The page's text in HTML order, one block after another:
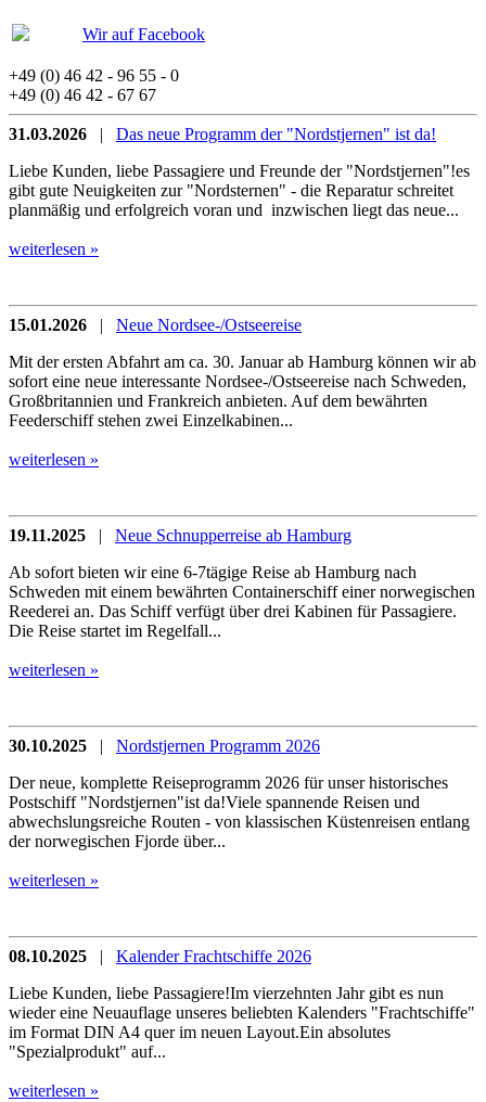
Wir auf Facebook
+49 (0) 46 42 - 96 55 - 0
+49 (0) 46 42 - 67 67
31.03.2026 | Das neue Programm der "Nordstjernen" ist da!
Liebe Kunden, liebe Passagiere und Freunde der "Nordstjernen"!es
gibt gute Neuigkeiten zur "Nordsternen" - die Reparatur schreitet
planmäßig und erfolgreich voran und inzwischen liegt das neue...
weiterlesen »
15.01.2026 | Neue Nordsee-/Ostseereise
Mit der ersten Abfahrt am ca. 30. Januar ab Hamburg können wir ab
sofort eine neue interessante Nordsee-/Ostseereise nach Schweden,
Großbritannien und Frankreich anbieten. Auf dem bewährten
Feederschiff stehen zwei Einzelkabinen...
weiterlesen »
19.11.2025 | Neue Schnupperreise ab Hamburg
Ab sofort bieten wir eine 6-7tägige Reise ab Hamburg nach
Schweden mit einem bewährten Containerschiff einer norwegischen
Reederei an. Das Schiff verfügt über drei Kabinen für Passagiere.
Die Reise startet im Regelfall...
weiterlesen »
30.10.2025 | Nordstjernen Programm 2026
Der neue, komplette Reiseprogramm 2026 für unser historisches
Postschiff "Nordstjernen"ist da!Viele spannende Reisen und
abwechslungsreiche Routen - von klassischen Küstenreisen entlang
der norwegischen Fjorde über...
weiterlesen »
08.10.2025 | Kalender Frachtschiffe 2026
Liebe Kunden, liebe Passagiere!Im vierzehnten Jahr gibt es nun
wieder eine Neuauflage unseres beliebten Kalenders "Frachtschiffe"
im Format DIN A4 quer im neuen Layout.Ein absolutes
"Spezialprodukt" auf...
weiterlesen »